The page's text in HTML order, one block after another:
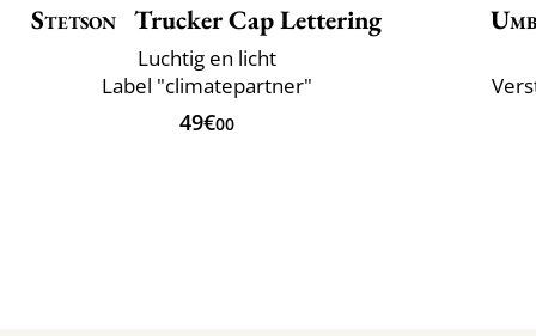
Stetson Trucker Cap Lettering
Luchtig en licht
Label "climatepartner"
49€00